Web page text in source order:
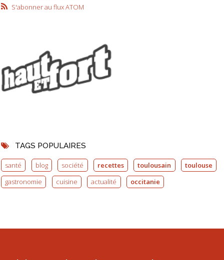
S'abonner au flux ATOM
TAGS POPULAIRES
santé blog société recettes toulousain
toulouse
gastronomie
cuisine actualité occitanie